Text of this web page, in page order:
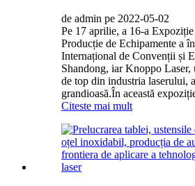
de admin pe 2022-05-02
Pe 17 aprilie, a 16-a
Producție de Echipamente a
Internațional de Convenții și
Shandong, iar Knoppo
de top din industria laserului,
grandioasă.În această
Citeste mai mult